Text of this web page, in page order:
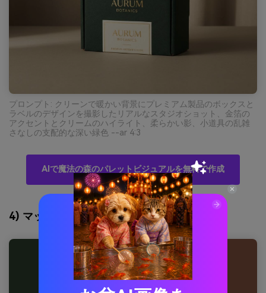
プロンプト: クリーンで暖かい背景にプレミアム製品のボックスと
ラベルのデザインを撮影したリアルなスタジオショット、金箔の
アクセントとクリームのハイライト、柔らかい影、小道具の乱雑
さなしの支配的な深い緑色 --ar 4:3
AIで魔法の森のパレットビジュアルを無料で作成
4) マッシュルームグレン